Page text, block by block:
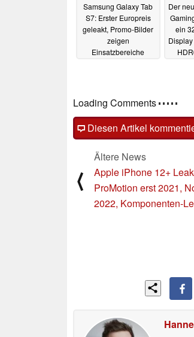
Samsung Galaxy Tab
S7: Erster Europreis
geleakt, Promo-Bilder
zeigen
Einsatzbereiche
Der
ein
Loading Comments
Diesen Artikel
⟨
Ältere News
Apple iPhone 12+
ProMotion erst 2021,
2022, Komponenten-